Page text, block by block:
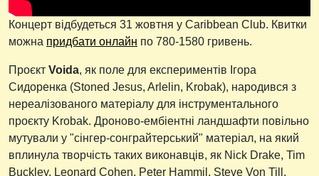
Концерт відбудеться 31 жовтня у Caribbean Club. Квитки
можна придбати онлайн по 780-1580 гривень.
Проєкт Voida, як поле для експериментів Ігора
Сидоренка (Stoned Jesus, Arlelin, Krobak), народився з
нереалізованого матеріалу для інструментального
проєкту Krobak. Дроново-ембіентні ландшафти повільно
мутували у "сінгер-сонграйтерський" матеріал, на який
вплинула творчість таких виконавців, як Nick Drake, Tim
Buckley, Leonard Cohen, Peter Hammil, Steve Von Till,